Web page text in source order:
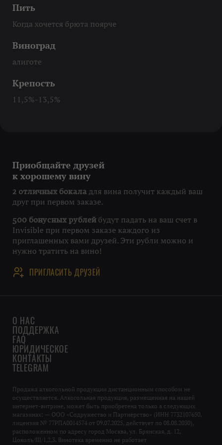
Пить
Когда хочется брюта поярче
Виноград
алиготе
Крепость
11,5%-13,5%
Приобщайте друзей
к хорошему вину
2 отличных бокала для вина получит каждый ваш
друг при первом заказе.
500 бонусных рублей будут падать на ваш счет в
Invisible при первом заказе каждого из
приглашенных вами друзей. Эти рубли можно и
нужно тратить на вино!
ПРИГЛАСИТЬ ДРУЗЕЙ
О НАС
ПОДДЕРЖКА
FAQ
ЮРИДИЧЕСКОЕ
КОНТАКТЫ
TELEGRAM
Продажа алкогольной продукции дистанционным способом не
осуществляется. Алкогольная продукция, размещенная на нашей
интернет-витрине, может быть приобретена только в следующих
магазинах: — ООО «Содружество и Партнёрство» (ИНН 7732107650,
лицензия № 77РПА0014574 от 09.07.2025, действует по 08.08.2030),
расположенном по адресу город Москва, ул. Брянская, д. 12,
Цоколь/III/1,2,3. Винотека временно не работает